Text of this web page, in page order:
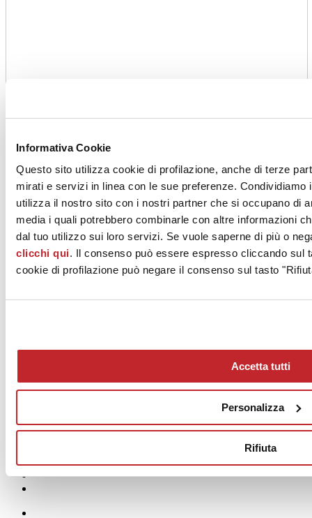
Informativa Cookie
Questo sito utilizza cookie di profilazione, anche di terze
mirati e servizi in linea con le sue preferenze.
utilizza il nostro sito con i nostri partner che si occupano di
media i quali potrebbero combinarle con altre informazioni
dal tuo utilizzo sui loro servizi. Se vuole saperne di più o
clicchi qui. Il consenso può essere espresso cliccando sul
cookie di profilazione può negare il consenso sul tasto
Accetta tutti
Personalizza
Rifiuta